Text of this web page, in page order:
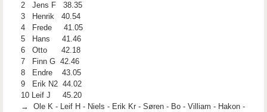
2 Jens F 38.35
3 Henrik 40.54
4 Frede 41.05
5 Hans 41.46
6 Otto 42.18
7 Finn G 42.46
8 Endre 43.05
9 Erik N2 44.02
10 Leif J 45.20
→ Ole K - Leif H - Niels - Erik Kr - Søren - Bo - Villiam - Hakon -